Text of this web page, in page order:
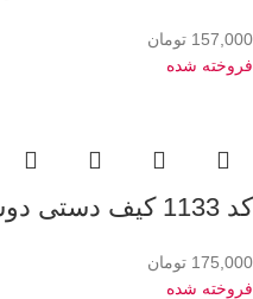
157,000 تومان
فروخته شده
کد 1133 کیف دستی دوشی زنانه شنل جلو بافت
175,000 تومان
فروخته شده